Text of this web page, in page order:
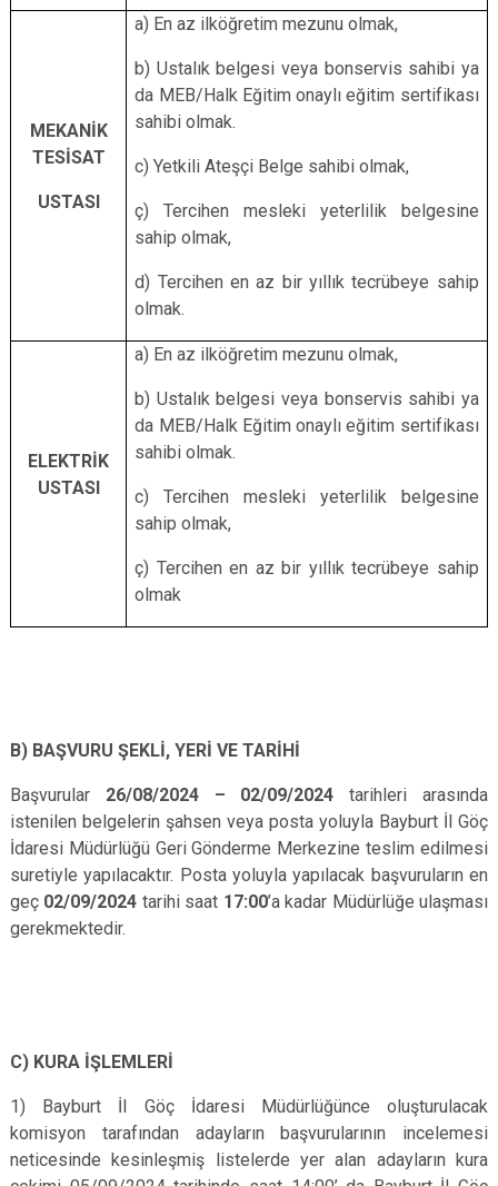
MEKANİK
TESİSAT
USTASI
a) En az ilköğretim mezunu olmak,
b) Ustalık belgesi veya bonservis sahibi ya
da MEB/Halk Eğitim onaylı eğitim sertifikası
sahibi olmak.
c) Yetkili Ateşçi Belge sahibi olmak,
ç) Tercihen mesleki yeterlilik belgesine
sahip olmak,
d) Tercihen en az bir yıllık tecrübeye sahip
olmak.
ELEKTRİK
USTASI
a) En az ilköğretim mezunu olmak,
b) Ustalık belgesi veya bonservis sahibi ya
da MEB/Halk Eğitim onaylı eğitim sertifikası
sahibi olmak.
c) Tercihen mesleki yeterlilik belgesine
sahip olmak,
ç) Tercihen en az bir yıllık tecrübeye sahip
olmak
B) BAŞVURU ŞEKLİ, YERİ VE TARİHİ
Başvurular 26/08/2024 – 02/09/2024 tarihleri arasında
istenilen belgelerin şahsen veya posta yoluyla Bayburt İl Göç
İdaresi Müdürlüğü Geri Gönderme Merkezine teslim edilmesi
suretiyle yapılacaktır. Posta yoluyla yapılacak başvuruların en
geç 02/09/2024 tarihi saat 17:00’a kadar Müdürlüğe ulaşması
gerekmektedir.
C) KURA İŞLEMLERİ
1) Bayburt İl Göç İdaresi Müdürlüğünce oluşturulacak
komisyon tarafından adayların başvurularının incelemesi
neticesinde kesinleşmiş listelerde yer alan adayların kura